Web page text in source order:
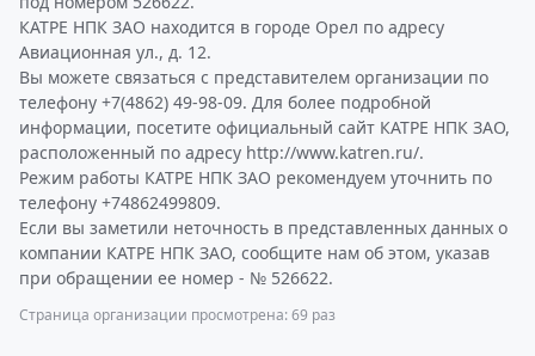
КАТРЕ НПК ЗАО находится в городе Орел по адресу
Авиационная ул., д. 12.
Вы можете связаться с представителем организации по
телефону +7(4862) 49-98-09. Для более подробной
информации, посетите официальный сайт КАТРЕ НПК ЗАО,
расположенный по адресу http://www.katren.ru/.
Режим работы КАТРЕ НПК ЗАО рекомендуем уточнить по
телефону +74862499809.
Если вы заметили неточность в представленных данных о
компании КАТРЕ НПК ЗАО, сообщите нам об этом, указав
при обращении ее номер - № 526622.
Страница организации просмотрена: 69 раз